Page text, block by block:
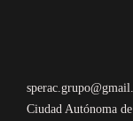
Ciudad Autónoma